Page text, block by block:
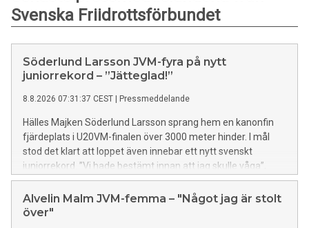
Svenska Friidrottsförbundet
Söderlund Larsson JVM-fyra på nytt
juniorrekord – ”Jätteglad!”
8.8.2026 07:31:37 CEST | Pressmeddelande
Hälles Majken Söderlund Larsson sprang hem en kanonfin
fjärdeplats i U20VM-finalen över 3000 meter hinder. I mål
stod det klart att loppet även innebar ett nytt svenskt
juniorrekord. ”Vi hade bestämt innan att jag skulle våga”,
säger hon. Fanny Szalkai slutade på en stark sjätteplats i
samma lopp.
Alvelin Malm JVM-femma – "Något jag är stolt
över"